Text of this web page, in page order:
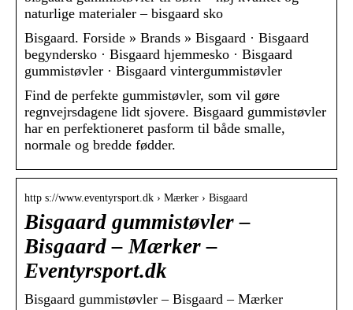
naturlige materialer – bisgaard sko
Bisgaard. Forside » Brands » Bisgaard · Bisgaard
begyndersko · Bisgaard hjemmesko · Bisgaard
gummistøvler · Bisgaard vintergummistøvler
Find de perfekte gummistøvler, som vil gøre
regnvejrsdagene lidt sjovere. Bisgaard gummistøvler
har en perfektioneret pasform til både smalle,
normale og bredde fødder.
http s://www.eventyrsport.dk › Mærker › Bisgaard
Bisgaard gummistøvler –
Bisgaard – Mærker –
Eventyrsport.dk
Bisgaard gummistøvler – Bisgaard – Mærker